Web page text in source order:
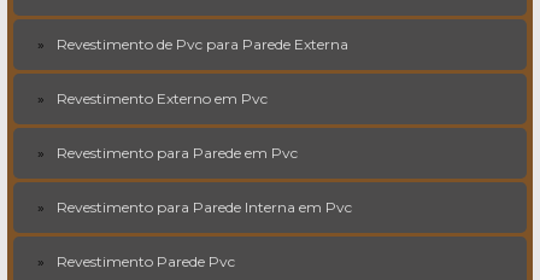
Revestimento de Pvc para Parede Externa
Revestimento Externo em Pvc
Revestimento para Parede em Pvc
Revestimento para Parede Interna em Pvc
Revestimento Parede Pvc